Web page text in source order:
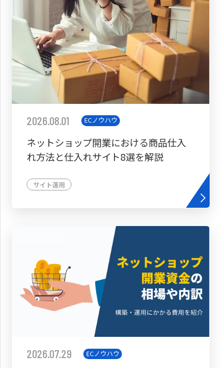
2026.08.01 ECノウハウ
ネットショップ開業における商品仕入
れ方法と仕入れサイト8選を解説
サイト運用
2026.07.29 ECノウハウ